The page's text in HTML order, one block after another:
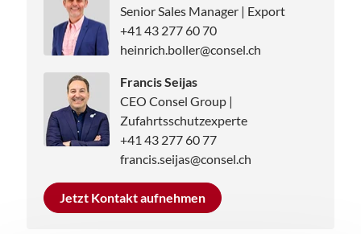
Senior Sales Manager | Export
+41 43 277 60 70
heinrich.boller@consel.ch
Francis Seijas
CEO Consel Group |
Zufahrtsschutzexperte
+41 43 277 60 77
francis.seijas@consel.ch
Jetzt Kontakt aufnehmen